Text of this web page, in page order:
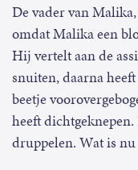
De vader van
omdat Malika een
Hij vertelt aan de
snuiten, daarna
beetje
heeft
druppelen. Wat is nu